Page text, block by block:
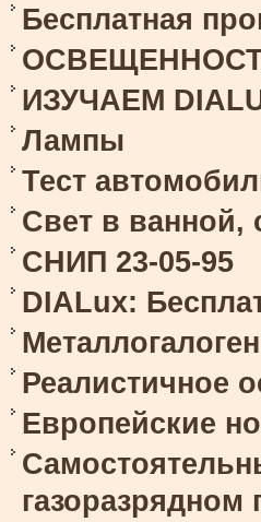
Бесплатная
ОСВЕЩЕННОСТЬ
ИЗУЧАЕМ
Лампы
Тест
Свет в ванной,
СНИП 23-05-95
DIALux:
Реалистичное
Европейские